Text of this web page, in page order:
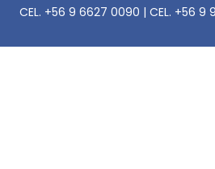
CEL. +56 9 6627 0090 | CEL. +56 9